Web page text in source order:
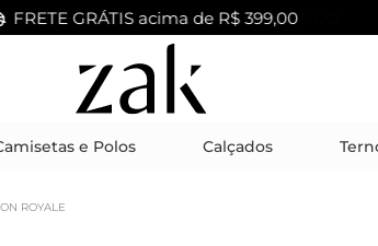
FRETE GRÁTIS acima de R$ 399,00
e Polos Calçados
ROYALE